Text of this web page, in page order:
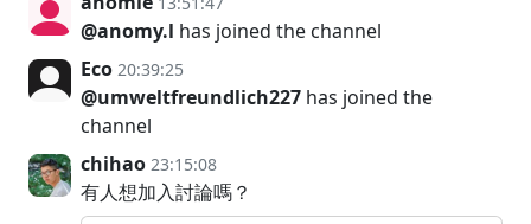
@anomy.l has joined the channel
Eco 20:39:25
@umweltfreundlich227 has joined the
channel
chihao 23:15:08
有人想加入討論嗎？